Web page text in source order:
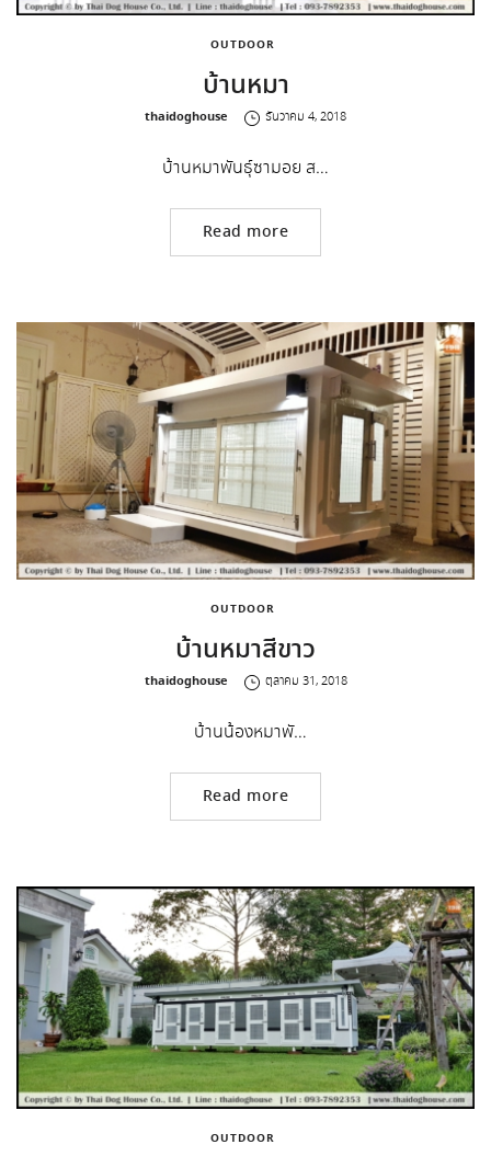
OUTDOOR
บ้านหมา
by
thaidoghouse ธันวาคม 4, 2018
บ้านหมาพันธุ์ซามอย ส…
Read more
OUTDOOR
บ้านหมาสีขาว
by
thaidoghouse ตุลาคม 31, 2018
บ้านน้องหมาพั…
Read more
OUTDOOR